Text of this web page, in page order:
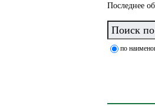
по
Последнее